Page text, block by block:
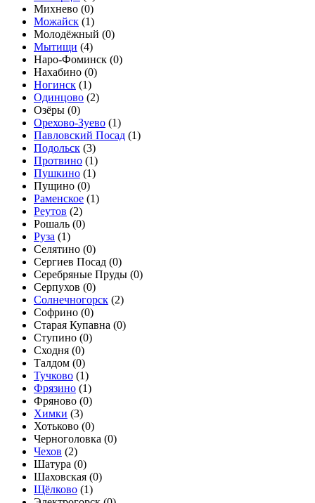
Михнево (0)
Можайск (1)
Молодёжный (0)
Мытищи (4)
Наро-Фоминск (0)
Нахабино (0)
Ногинск (1)
Одинцово (2)
Озёры (0)
Орехово-Зуево (1)
Павловский Посад (1)
Подольск (3)
Протвино (1)
Пушкино (1)
Пущино (0)
Раменское (1)
Реутов (2)
Рошаль (0)
Руза (1)
Селятино (0)
Сергиев Посад (0)
Серебряные Пруды (0)
Серпухов (0)
Солнечногорск (2)
Софрино (0)
Старая Купавна (0)
Ступино (0)
Сходня (0)
Талдом (0)
Тучково (1)
Фрязино (1)
Фряново (0)
Химки (3)
Хотьково (0)
Черноголовка (0)
Чехов (2)
Шатура (0)
Шаховская (0)
Щёлково (1)